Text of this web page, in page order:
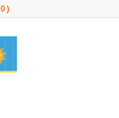
0 )